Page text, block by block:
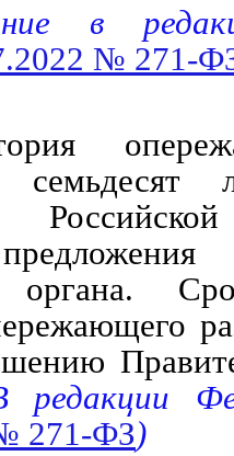
в
№ 271-
органа.
редакции
271-ФЗ)